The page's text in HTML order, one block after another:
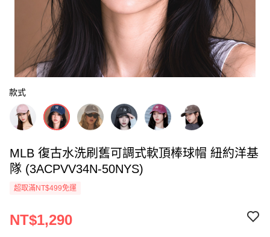
款式
MLB 復古水洗刷舊可調式軟頂棒球帽 紐約洋基
隊 (3ACPVV34N-50NYS)
超取滿NT$499免運
NT$1,290